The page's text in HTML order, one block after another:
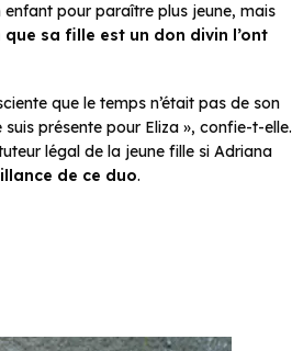
pour paraître plus jeune, mais
sa fille est un don divin l’ont
que le temps n’était pas de son
présente pour Eliza », confie-t-elle.
légal de la jeune fille si Adriana
de ce duo.